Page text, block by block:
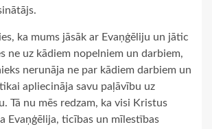
ka mums jāsāk ar Evaņģēliju un jātic
ne uz kādiem nopelniem un darbiem,
nerunāja ne par kādiem darbiem un
apliecināja savu paļāvību uz
Tā nu mēs redzam, ka visi Kristus
Evaņģēlija, ticības un mīlestības